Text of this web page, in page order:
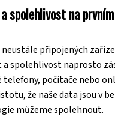
spolehlivost na
neustále připojených
spolehlivost naprosto
telefony, počítače nebo
že naše data jsou v
můžeme spolehnout.